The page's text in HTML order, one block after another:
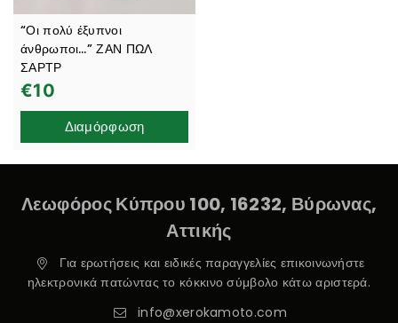
“Οι πολύ έξυπνοι
άνθρωποι…” ΖΑΝ ΠΩΛ
ΣΑΡΤΡ
€10
Διαμόρφωση
Λεωφόρος Κύπρου 100, 16232, Βύρωνας,
Αττικής
Για ερωτήσεις και ειδικές παραγγελίες επικοινωνήστε
ηλεκτρονικά πατώντας το κόκκινο σύμβολο κάτω αριστερά.
info@xerokamoto.com